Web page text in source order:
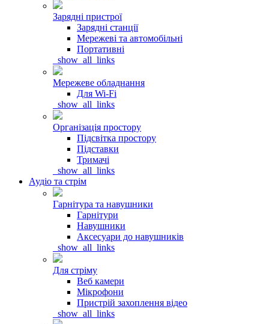
Зарядні пристрої
Зарядні станції
Мережеві та автомобільні
Портативні
_show_all_links
Мережеве обладнання
Для Wi-Fi
_show_all_links
Організація простору
Підсвітка простору
Підставки
Тримачі
_show_all_links
Аудіо та стрім
Гарнітура та навушники
Гарнітури
Навушники
Аксесуари до навушників
_show_all_links
Для стріму
Веб камери
Мікрофони
Пристрій захоплення відео
_show_all_links